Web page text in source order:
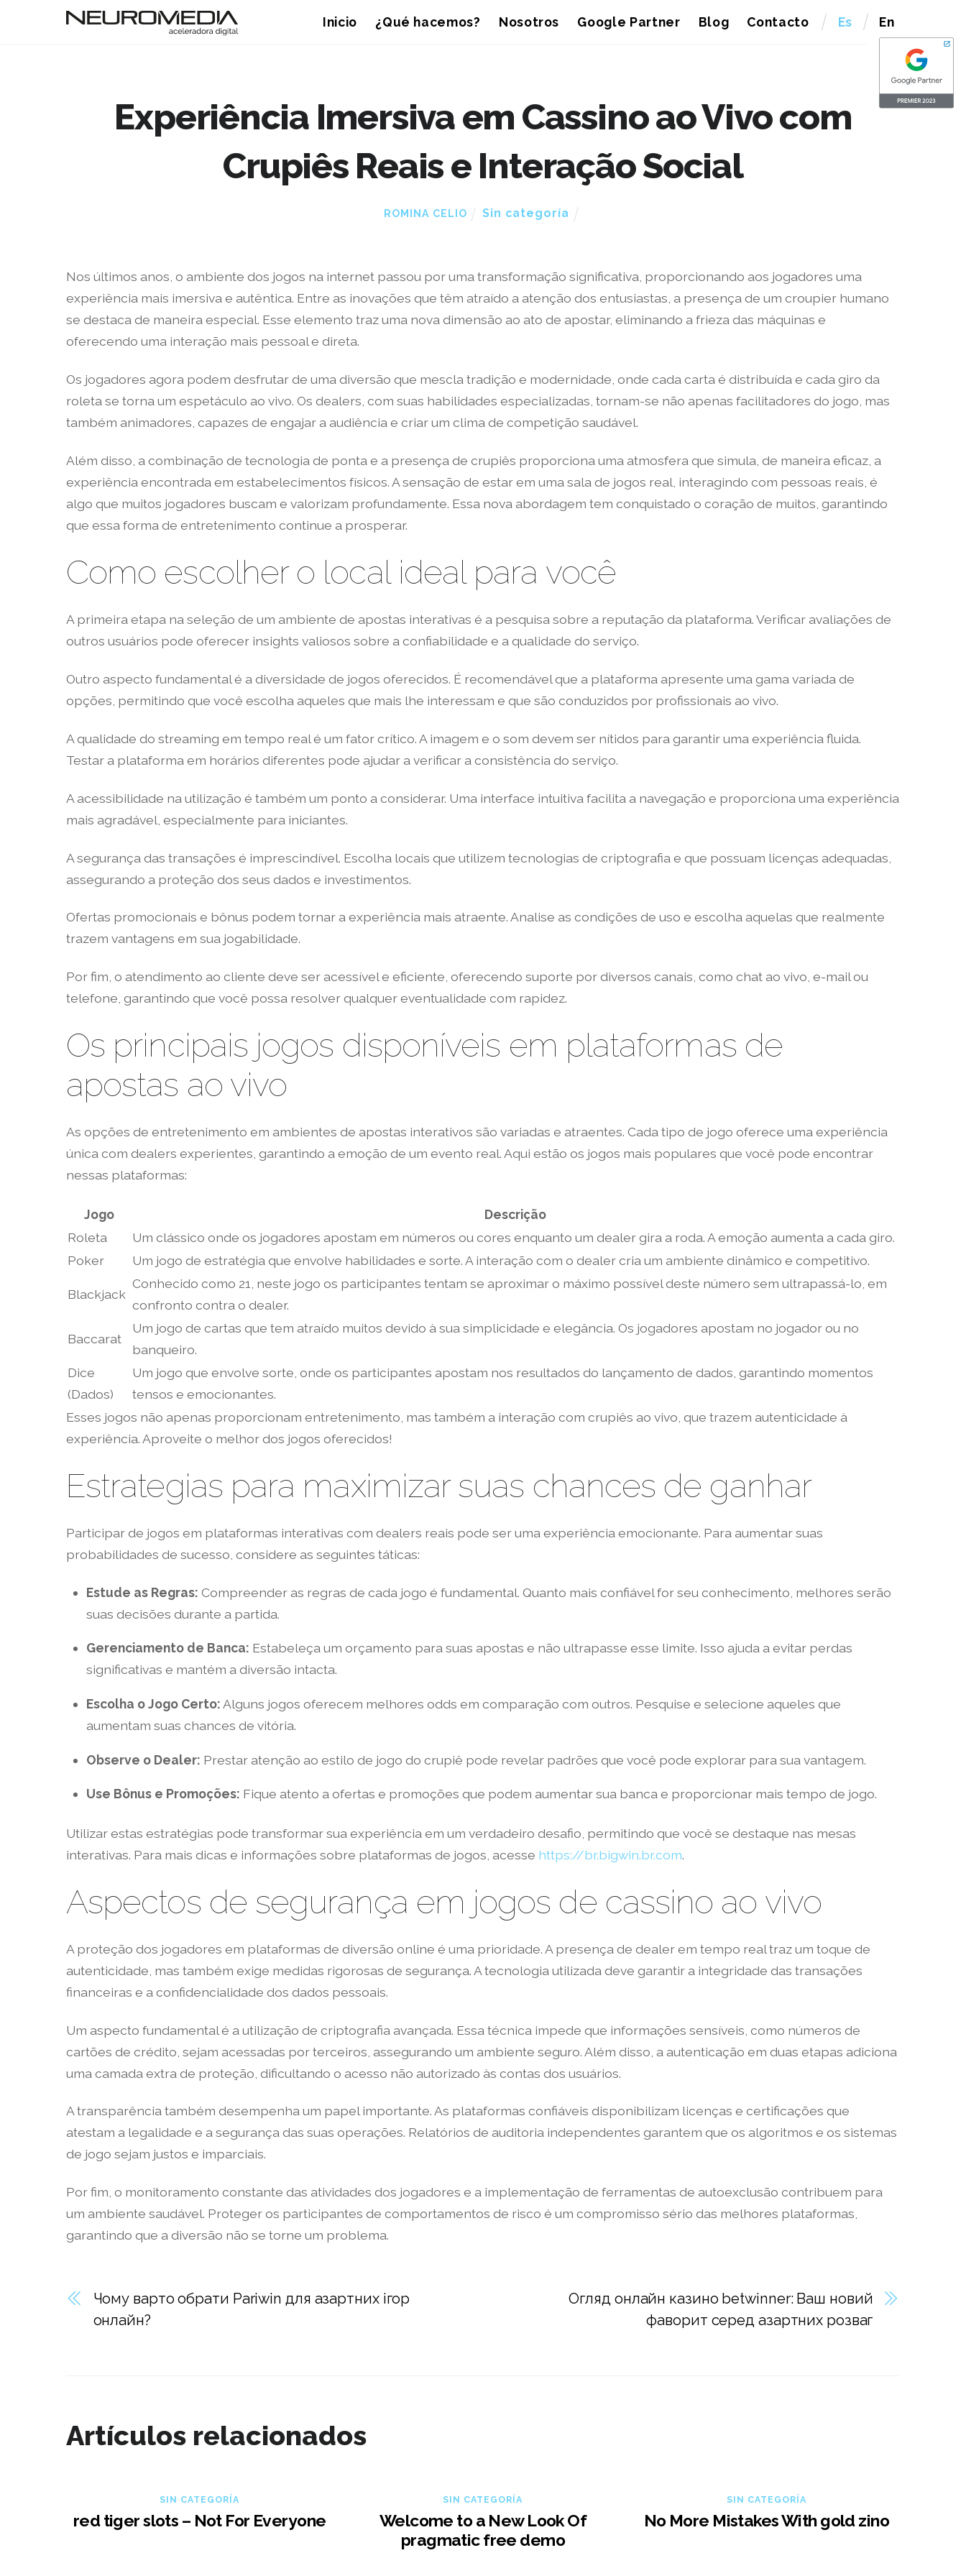
Inicio ¿Qué hacemos? Nosotros Google Partner Blog Contacto Es En
Experiência Imersiva em Cassino ao Vivo com
Crupiês Reais e Interação Social
ROMINA CELIO Sin categoría
Nos últimos anos, o ambiente dos jogos na internet passou por uma transformação significativa, proporcionando aos jogadores uma
experiência mais imersiva e autêntica. Entre as inovações que têm atraído a atenção dos entusiastas, a presença de um croupier humano
se destaca de maneira especial. Esse elemento traz uma nova dimensão ao ato de apostar, eliminando a frieza das máquinas e
oferecendo uma interação mais pessoal e direta.
Os jogadores agora podem desfrutar de uma diversão que mescla tradição e modernidade, onde cada carta é distribuída e cada giro da
roleta se torna um espetáculo ao vivo. Os dealers, com suas habilidades especializadas, tornam-se não apenas facilitadores do jogo, mas
também animadores, capazes de engajar a audiência e criar um clima de competição saudável.
Além disso, a combinação de tecnologia de ponta e a presença de crupiês proporciona uma atmosfera que simula, de maneira eficaz, a
experiência encontrada em estabelecimentos físicos. A sensação de estar em uma sala de jogos real, interagindo com pessoas reais, é
algo que muitos jogadores buscam e valorizam profundamente. Essa nova abordagem tem conquistado o coração de muitos, garantindo
que essa forma de entretenimento continue a prosperar.
Como escolher o local ideal para você
A primeira etapa na seleção de um ambiente de apostas interativas é a pesquisa sobre a reputação da plataforma. Verificar avaliações de
outros usuários pode oferecer insights valiosos sobre a confiabilidade e a qualidade do serviço.
Outro aspecto fundamental é a diversidade de jogos oferecidos. É recomendável que a plataforma apresente uma gama variada de
opções, permitindo que você escolha aqueles que mais lhe interessam e que são conduzidos por profissionais ao vivo.
A qualidade do streaming em tempo real é um fator crítico. A imagem e o som devem ser nítidos para garantir uma experiência fluida.
Testar a plataforma em horários diferentes pode ajudar a verificar a consistência do serviço.
A acessibilidade na utilização é também um ponto a considerar. Uma interface intuitiva facilita a navegação e proporciona uma experiência
mais agradável, especialmente para iniciantes.
A segurança das transações é imprescindível. Escolha locais que utilizem tecnologias de criptografia e que possuam licenças adequadas,
assegurando a proteção dos seus dados e investimentos.
Ofertas promocionais e bônus podem tornar a experiência mais atraente. Analise as condições de uso e escolha aquelas que realmente
trazem vantagens em sua jogabilidade.
Por fim, o atendimento ao cliente deve ser acessível e eficiente, oferecendo suporte por diversos canais, como chat ao vivo, e-mail ou
telefone, garantindo que você possa resolver qualquer eventualidade com rapidez.
Os principais jogos disponíveis em plataformas de
apostas ao vivo
As opções de entretenimento em ambientes de apostas interativos são variadas e atraentes. Cada tipo de jogo oferece uma experiência
única com dealers experientes, garantindo a emoção de um evento real. Aqui estão os jogos mais populares que você pode encontrar
nessas plataformas:
Jogo
Descrição
Roleta
Um clássico onde os jogadores apostam em números ou cores enquanto um dealer gira a roda. A emoção aumenta a cada giro.
Poker
Um jogo de estratégia que envolve habilidades e sorte. A interação com o dealer cria um ambiente dinâmico e competitivo.
Blackjack
Conhecido como 21, neste jogo os participantes tentam se aproximar o máximo possível deste número sem ultrapassá-lo, em
confronto contra o dealer.
Baccarat
Um jogo de cartas que tem atraído muitos devido à sua simplicidade e elegância. Os jogadores apostam no jogador ou no
banqueiro.
Dice
(Dados)
Um jogo que envolve sorte, onde os participantes apostam nos resultados do lançamento de dados, garantindo momentos
tensos e emocionantes.
Esses jogos não apenas proporcionam entretenimento, mas também a interação com crupiês ao vivo, que trazem autenticidade à
experiência. Aproveite o melhor dos jogos oferecidos!
Estrategias para maximizar suas chances de ganhar
Participar de jogos em plataformas interativas com dealers reais pode ser uma experiência emocionante. Para aumentar suas
probabilidades de sucesso, considere as seguintes táticas:
Estude as Regras: Compreender as regras de cada jogo é fundamental. Quanto mais confiável for seu conhecimento, melhores serão
suas decisões durante a partida.
Gerenciamento de Banca: Estabeleça um orçamento para suas apostas e não ultrapasse esse limite. Isso ajuda a evitar perdas
significativas e mantém a diversão intacta.
Escolha o Jogo Certo: Alguns jogos oferecem melhores odds em comparação com outros. Pesquise e selecione aqueles que
aumentam suas chances de vitória.
Observe o Dealer: Prestar atenção ao estilo de jogo do crupiê pode revelar padrões que você pode explorar para sua vantagem.
Use Bônus e Promoções: Fique atento a ofertas e promoções que podem aumentar sua banca e proporcionar mais tempo de jogo.
Utilizar estas estratégias pode transformar sua experiência em um verdadeiro desafio, permitindo que você se destaque nas mesas
interativas. Para mais dicas e informações sobre plataformas de jogos, acesse https://br.bigwin.br.com.
Aspectos de segurança em jogos de cassino ao vivo
A proteção dos jogadores em plataformas de diversão online é uma prioridade. A presença de dealer em tempo real traz um toque de
autenticidade, mas também exige medidas rigorosas de segurança. A tecnologia utilizada deve garantir a integridade das transações
financeiras e a confidencialidade dos dados pessoais.
Um aspecto fundamental é a utilização de criptografia avançada. Essa técnica impede que informações sensíveis, como números de
cartões de crédito, sejam acessadas por terceiros, assegurando um ambiente seguro. Além disso, a autenticação em duas etapas adiciona
uma camada extra de proteção, dificultando o acesso não autorizado às contas dos usuários.
A transparência também desempenha um papel importante. As plataformas confiáveis disponibilizam licenças e certificações que
atestam a legalidade e a segurança das suas operações. Relatórios de auditoria independentes garantem que os algoritmos e os sistemas
de jogo sejam justos e imparciais.
Por fim, o monitoramento constante das atividades dos jogadores e a implementação de ferramentas de autoexclusão contribuem para
um ambiente saudável. Proteger os participantes de comportamentos de risco é um compromisso sério das melhores plataformas,
garantindo que a diversão não se torne um problema.
Чому варто обрати Pariwin для азартних ігор
онлайн?
Огляд онлайн казино betwinner: Ваш новий
фаворит серед азартних розваг
Artículos relacionados
SIN CATEGORÍA
red tiger slots – Not For Everyone
SIN CATEGORÍA
Welcome to a New Look Of
pragmatic free demo
SIN CATEGORÍA
No More Mistakes With gold zino